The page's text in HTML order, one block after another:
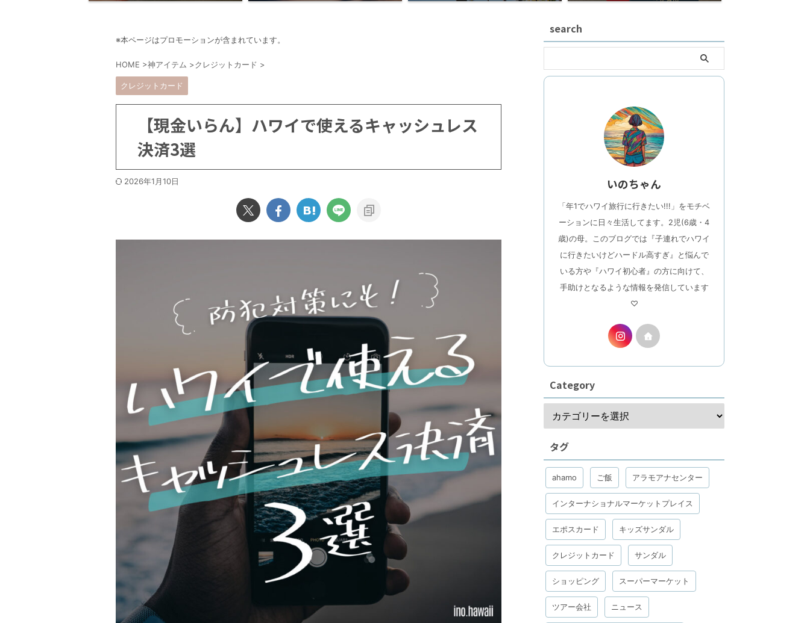
※本ページはプロモーションが含まれています。
HOME >神アイテム >クレジットカード >
クレジットカード
【現金いらん】ハワイで使えるキャッシュレス
決済3選
2026年1月10日
search
いのちゃん
「年1でハワイ旅行に行きたい!!!」をモチベ
ーションに日々生活してます。2児(6歳・4
歳)の母。このブログでは『子連れでハワイ
に行きたいけどハードル高すぎ』と悩んで
いる方や『ハワイ初心者』の方に向けて、
手助けとなるような情報を発信しています
♡
Category
タグ
ahamo ご飯 アラモアナセンター
インターナショナルマーケットプレイス
エポスカード キッズサンダル
クレジットカード サンダル
ショッピング スーパーマーケット
ツアー会社 ニュース